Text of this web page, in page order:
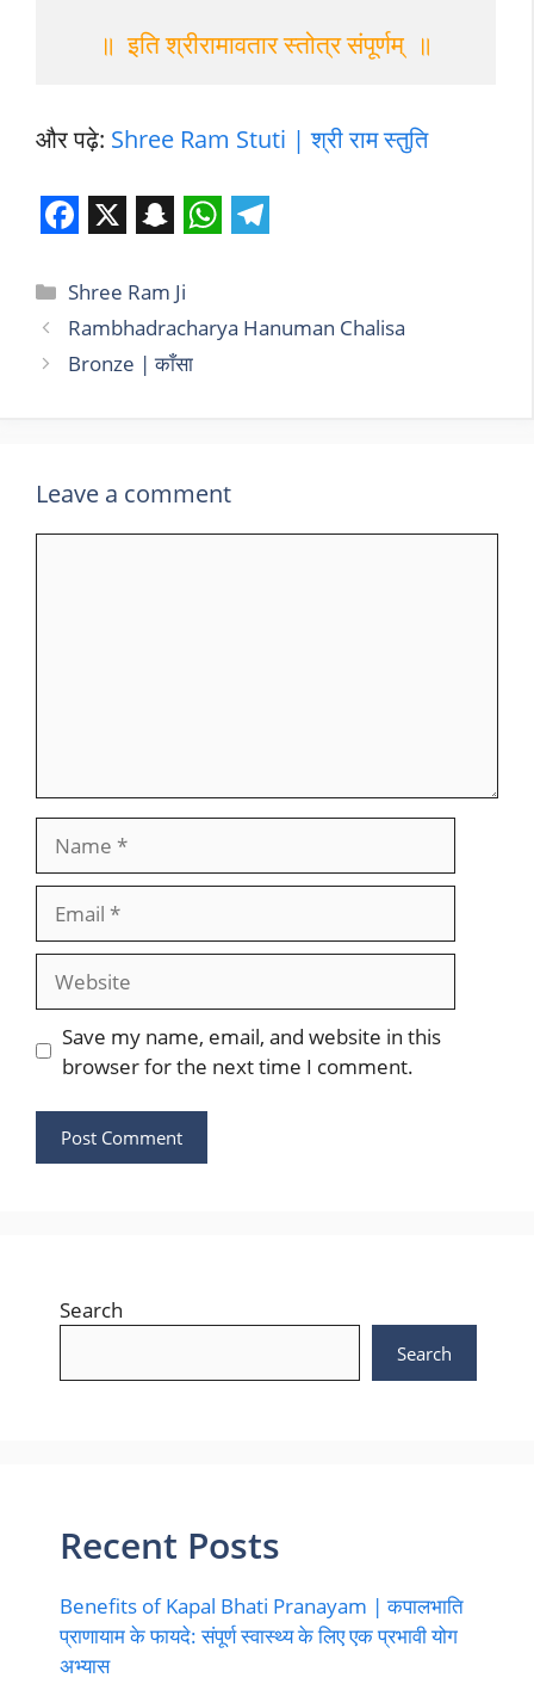
॥  इति श्रीरामावतार स्तोत्र संपूर्णम्  ॥
और पढ़े: Shree Ram Stuti | श्री राम स्तुति
a
c
e
o
k
n
a
p
a
t
h
a
t
p
p
l
m
Categories
Shree Ram Ji
Rambhadracharya Hanuman Chalisa
Bronze | काँसा
Leave a comment
Website
Save my name, email, and website in this
browser for the next time I comment.
Search
Search
Recent Posts
Benefits of Kapal Bhati Pranayam | कपालभाति
प्राणायाम के फायदे: संपूर्ण स्वास्थ्य के लिए एक प्रभावी योग
अभ्यास